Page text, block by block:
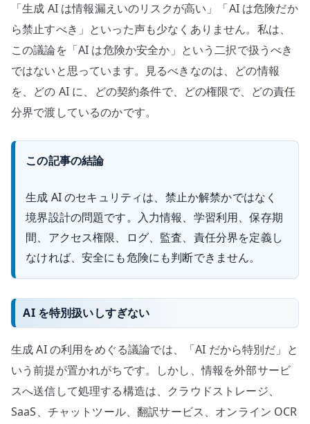
「生成 AI は情報漏えいのリスクが高い」「AI は危険だか
ら禁止すべき」といった声も少なくありません。私は、
この議論を「AI は危険か安全か」という二択で扱うべき
ではないと思っています。見るべきなのは、どの情報
を、どの AI に、どの契約条件で、どの権限で、どの責任
分界で渡しているのかです。
この記事の結論
生成 AI のセキュリティは、禁止か解禁かではなく
境界設計の問題です。入力情報、学習利用、保存期
間、アクセス権限、ログ、監査、責任分界を定義し
なければ、安全にも危険にも判断できません。
AI を特別扱いしすぎない
生成 AI の利用をめぐる議論では、「AI だから特別だ」と
いう前提が置かれがちです。しかし、情報を外部サービ
スへ送信して処理する構造は、クラウドストレージ、
SaaS、チャットツール、翻訳サービス、オンライン OCR